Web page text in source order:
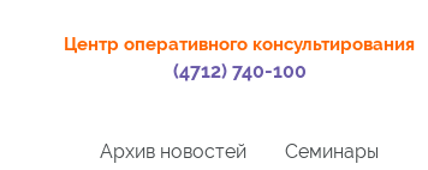
Центр оперативного консультирования
(4712) 740-100
Архив новостей Семинары